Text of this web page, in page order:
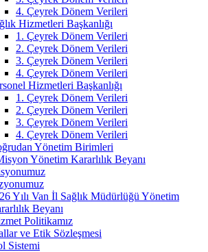
4. Çeyrek Dönem Verileri
Hizmetleri Başkanlığı
1. Çeyrek Dönem Verileri
2. Çeyrek Dönem Verileri
3. Çeyrek Dönem Verileri
4. Çeyrek Dönem Verileri
Hizmetleri Başkanlığı
1. Çeyrek Dönem Verileri
2. Çeyrek Dönem Verileri
3. Çeyrek Dönem Verileri
4. Çeyrek Dönem Verileri
Yönetim Birimleri
Yönetim Kararlılık Beyanı
Yılı Van İl Sağlık Müdürlüğü Yönetim
Beyanı
Politikamız
ve Etik Sözleşmesi
Sistemi